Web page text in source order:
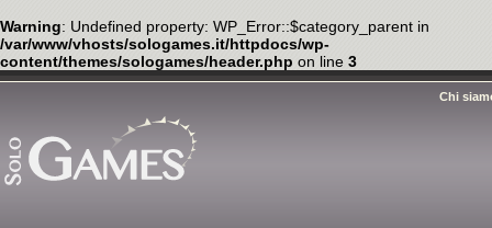
Warning: Undefined property: WP_Error::$category_parent in
/var/www/vhosts/sologames.it/httpdocs/wp-
content/themes/sologames/header.php on line 3
Chi